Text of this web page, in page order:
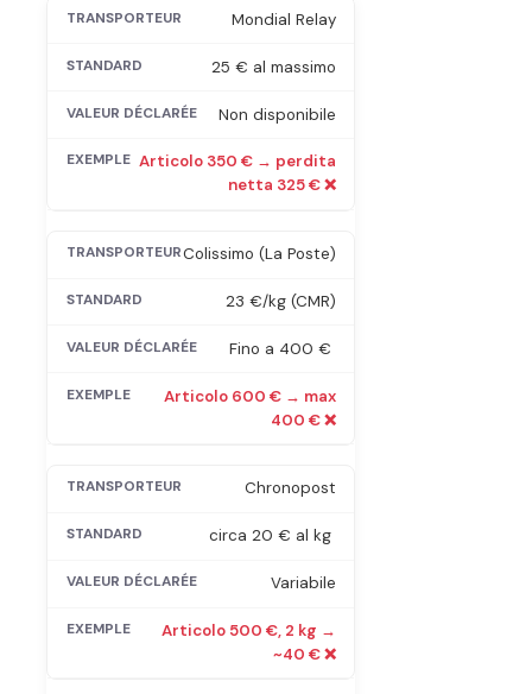
Mondial Relay
25 € al massimo
Non disponibile
Articolo 350 € → perdita
netta 325 € ❌
Colissimo (La Poste)
23 €/kg (CMR)
Fino a 400 €
Articolo 600 € → max
400 € ❌
Chronopost
circa 20 € al kg
Variabile
Articolo 500 €, 2 kg →
~40 € ❌